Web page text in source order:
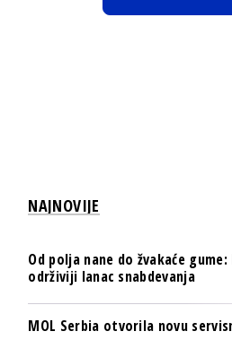
NAJNOVIJE
Od polja nane do žvakaće
održiviji lanac snabdevanja
MOL Serbia otvorila novu